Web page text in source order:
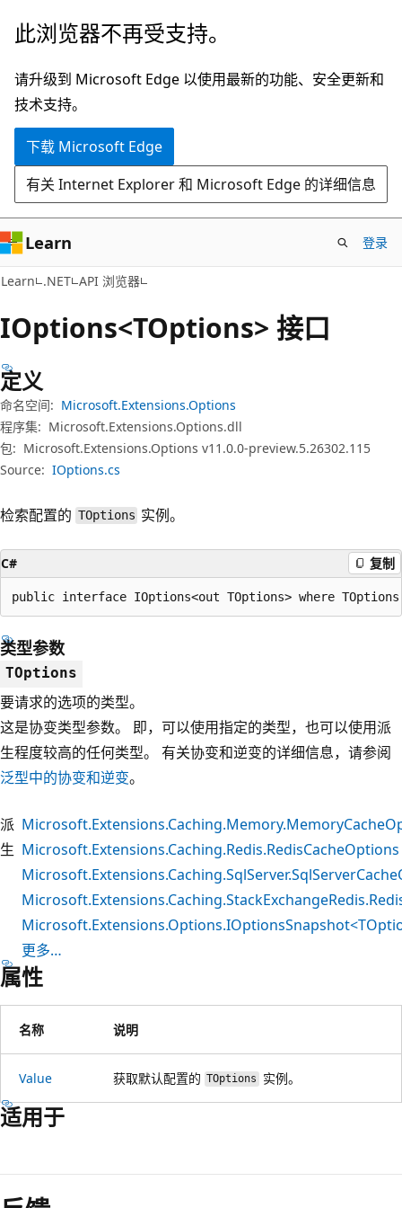
跳
主
要
内
跳
页
内
导
此浏览器不再受支持。
请升级到 Microsoft Edge 以使用最新的功能、安全更新和
技术支持。
下载 Microsoft Edge
有关 Internet Explorer 和 Microsoft Edge 的详细信息
Learn 登录
Learn .NET API 浏览器
IOptions<TOptions> 接口
定义
命名空间: Microsoft.Extensions.Options
程序集: Microsoft.Extensions.Options.dll
包: Microsoft.Extensions.Options v11.0.0-preview.5.26302.115
Source: IOptions.cs
检索配置的 TOptions 实例。
C# 复制
public interface IOptions<out TOptions> where
类型参数
TOptions
要请求的选项的类型。
这是协变类型参数。 即，可以使用指定的类型，也可以使用派
生程度较高的任何类型。 有关协变和逆变的详细信息，请参阅
泛型中的协变和逆变。
派
生 Microsoft.Extensions.Caching.Redis.RedisCacheOptions
更多…
属性
名称 说明
Value 获取默认配置的 TOptions 实例。
适用于
读